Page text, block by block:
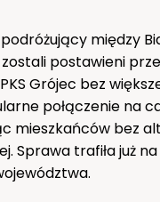
między
postawieni
Grójec bez
połączenie na
mieszkańców bez
Sprawa trafiła już